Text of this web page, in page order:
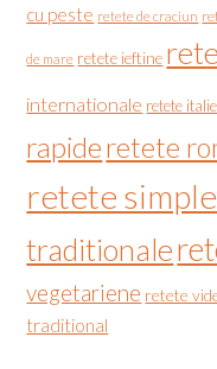
cu peste retete de craciun
de mare retete ieftine
internationale retete
rapideretete
retete simple
traditionale
vegetariene retete
traditional